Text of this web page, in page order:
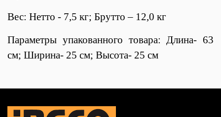
Вес: Нетто - 7,5 кг; Брутто – 12,0 кг
Параметры упакованного товара: Длина- 63
см; Ширина- 25 см; Высота- 25 см